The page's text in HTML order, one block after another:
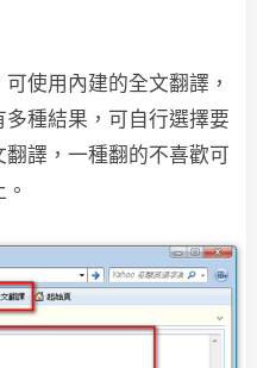
使用內建的全文翻譯，
種結果，可自行選擇要
譯，一種翻的不喜歡可